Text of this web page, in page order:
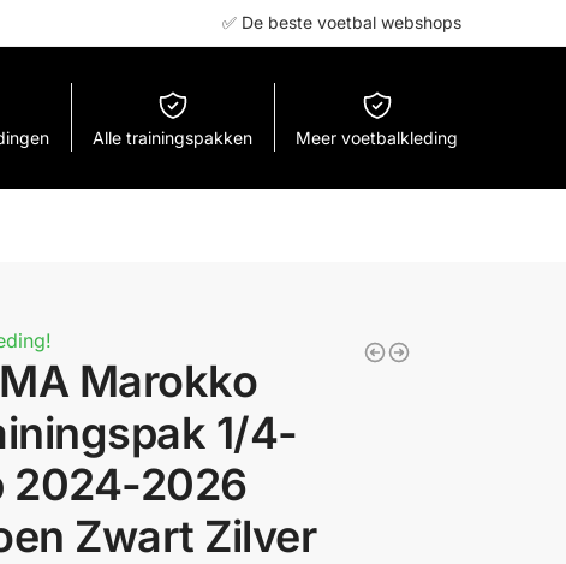
✅ De beste voetbal webshops
Alle trainingspakken Meer voetbalkleding
Marokko
1/4-
2024-2026
Zwart Zilver